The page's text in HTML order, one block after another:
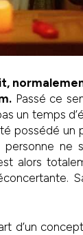
Passé ce
un temps
possédé
ne
alors
d’un